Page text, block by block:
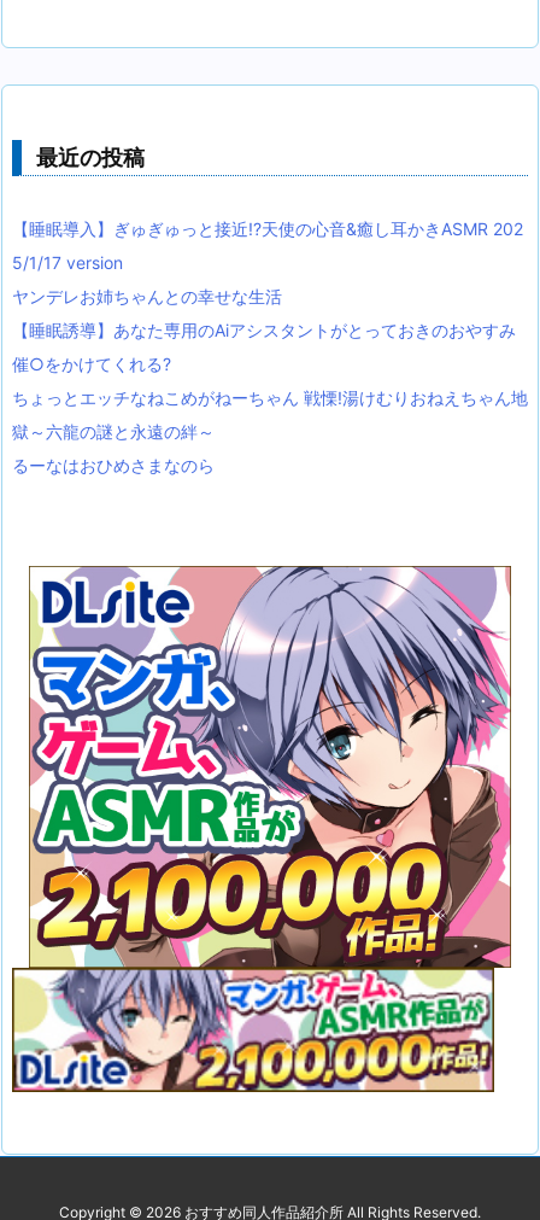
最近の投稿
【睡眠導入】ぎゅぎゅっと接近!?天使の心音&癒し耳かきASMR 202
5/1/17 version
ヤンデレお姉ちゃんとの幸せな生活
【睡眠誘導】あなた専用のAiアシスタントがとっておきのおやすみ
催○をかけてくれる?
ちょっとエッチなねこめがねーちゃん 戦慄!湯けむりおねえちゃん地
獄～六龍の謎と永遠の絆～
るーなはおひめさまなのら
Copyright © 2026 おすすめ同人作品紹介所 All Rights Reserved.